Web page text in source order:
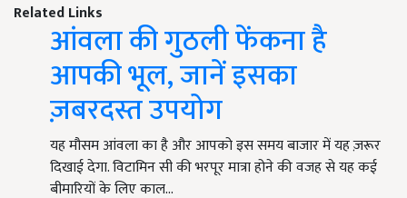
Related Links
आंवला की गुठली फेंकना है
आपकी भूल, जानें इसका
ज़बरदस्त उपयोग
यह मौसम आंवला का है और आपको इस समय बाजार में यह ज़रूर
दिखाई देगा. विटामिन सी की भरपूर मात्रा होने की वजह से यह कई
बीमारियों के लिए काल…